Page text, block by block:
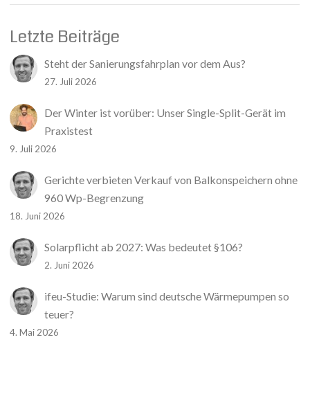
Letzte Beiträge
Steht der Sanierungsfahrplan vor dem Aus?
27. Juli 2026
Der Winter ist vorüber: Unser Single-Split-Gerät im
Praxistest
9. Juli 2026
Gerichte verbieten Verkauf von Balkonspeichern ohne
960 Wp-Begrenzung
18. Juni 2026
Solarpflicht ab 2027: Was bedeutet §106?
2. Juni 2026
ifeu-Studie: Warum sind deutsche Wärmepumpen so
teuer?
4. Mai 2026